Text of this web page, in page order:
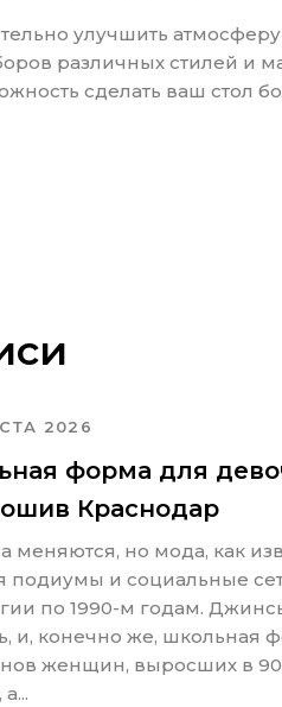
улучшить
различных стилей и
сделать ваш стол
2026
форма для
Краснодар
меняются, но мода, как
подиумы и социальные
по 1990-м годам.
и, конечно же, школьная
женщин, выросших в 90-